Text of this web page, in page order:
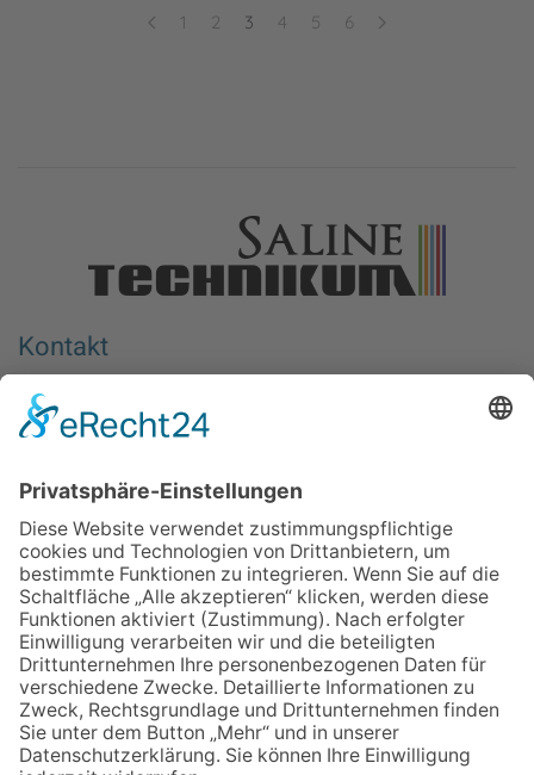
1 2 3 4 5 6
Kontakt
Berufliches Bildungswerk e.V. Halle-Saalkreis
Wiedtkenweg 1
Deutschland
Aktionsort
Berufliches Bildungswerk e.V.
Halle-Saalkreis – SalineTechnikum
Mansfelder Straße 15
06108 Halle (Saale)
Mobil: 0152 – 25 45 43 73